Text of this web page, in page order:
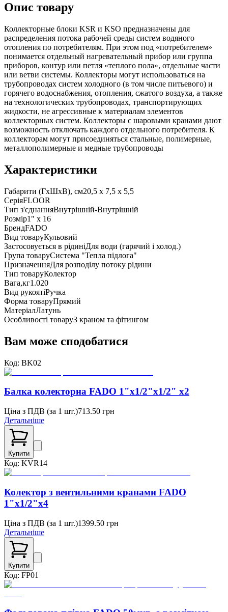
Опис товару
Коллекторные блоки KSR и KSO предназначены для
распределения потока рабочей среды систем водяного
отопления по потребителям. При этом под «потребителем»
понимается отдельный нагревательный прибор или группа
приборов, контур или петля «теплого пола», отдельные части
или ветви системы. Коллекторы могут использоваться на
трубопроводах систем холодного (в том числе питьевого) и
горячего водоснабжения, отопления, сжатого воздуха, а также
на технологических трубопроводах, транспортирующих
жидкости, не агрессивные к материалам элементов
коллекторных систем. Коллекторы с шаровыми кранами дают
возможность отключать каждого отдельного потребителя. К
коллекторам могут присоединяться стальные, полимерные,
металлополимерные и медные трубопроводы
Характеристики
Габарити (ГxШxВ), см20,5 x 7,5 x 5,5
СеріяFLOOR
Тип з'єднанняВнутрішній-Внутрішній
Розмір1" x 16
БрендFADO
Вид товаруКульовий
Застосовується в рідиніДля води (гарячий і холод.)
Група товаруСистема "Тепла підлога"
ПризначенняДля розподілу потоку рідини
Тип товаруКолектор
Вага,кг1.020
Вид рукоятіРучка
Форма товаруПрямий
МатеріалЛатунь
Особливості товаруЗ краном та фітингом
Вам може сподобатися
Код: BK02
Балка колекторна FADO 1"x1/2"x1/2" x2
Ціна з ПДВ (за 1 шт.)713.50 грн
Детальніше
Купити
Код: KVR14
Колектор з вентильними кранами FADO
1"x1/2"x4
Ціна з ПДВ (за 1 шт.)1399.50 грн
Детальніше
Купити
Код: FP01